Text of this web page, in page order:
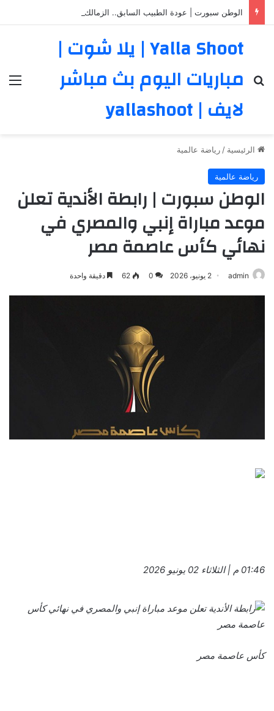
Yalla Shoot | يلا شوت |
مباريات اليوم بث مباشر
لايف | yallashoot
بحث عن
الرئيسية / رياضة عالمية
رياضة عالمية
الوطن سبورت | رابطة الأندية تعلن
موعد مباراة إنبي والمصري في
نهائي كأس عاصمة مصر
admin 2 يونيو، 2026 0
62 دقيقة واحدة
01:46 م | الثلاثاء 02 يونيو 2026
كأس عاصمة مصر